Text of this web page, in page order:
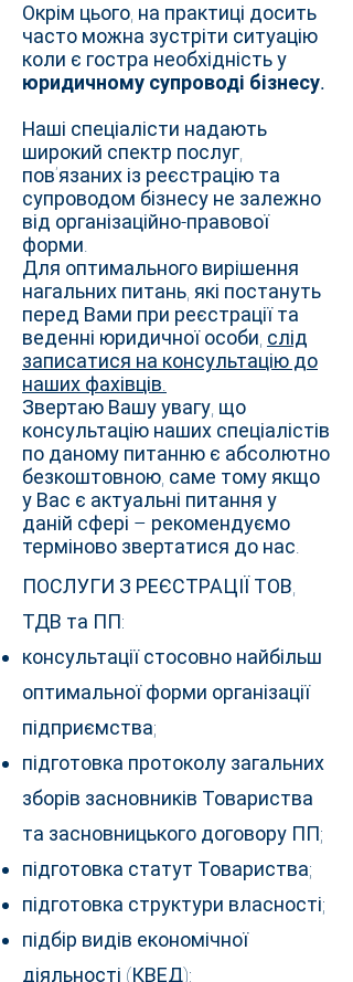
Окрім цього, на практиці досить
часто можна зустріти ситуацію
коли є гостра необхідність у
юридичному супроводі бізнесу.
Наші спеціалісти надають
широкий спектр послуг,
пов’язаних із реєстрацію та
супроводом бізнесу не залежно
від організаційно-правової
форми.
Для оптимального вирішення
нагальних питань, які постануть
перед Вами при реєстрації та
веденні юридичної особи, слід
записатися на консультацію до
наших фахівців.
Звертаю Вашу увагу, що
консультацію наших спеціалістів
по даному питанню є абсолютно
безкоштовною, саме тому якщо
у Вас є актуальні питання у
даній сфері – рекомендуємо
терміново звертатися до нас.
ПОСЛУГИ З РЕЄСТРАЦІЇ ТОВ,
ТДВ та ПП:
консультації стосовно найбільш
оптимальної форми організації
підприємства;
підготовка протоколу загальних
зборів засновників Товариства
та засновницького договору ПП;
підготовка статут Товариства;
підготовка структури власності;
підбір видів економічної
діяльності (КВЕД);